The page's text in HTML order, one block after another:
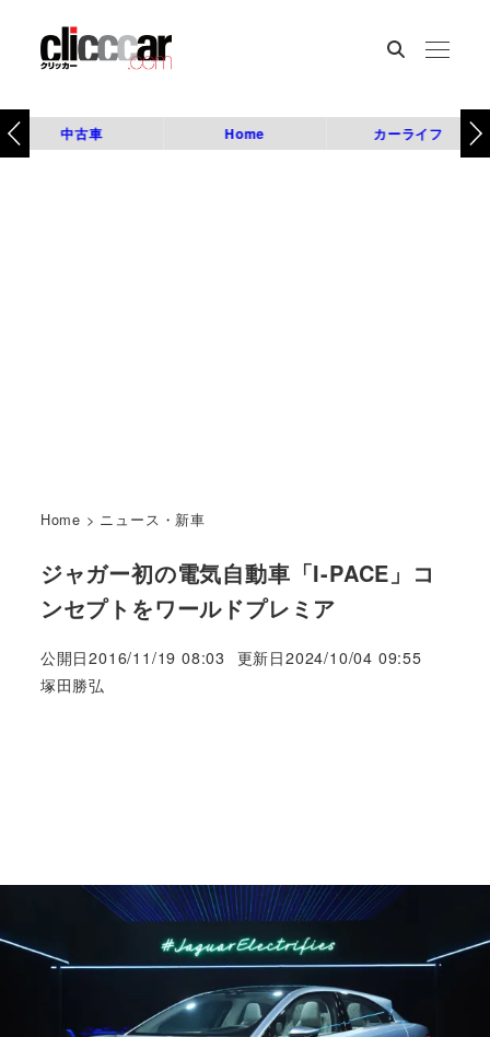
中古車 Home カーライフ
Home > ニュース・新車
ジャガー初の電気自動車「I-PACE」コ
ンセプトをワールドプレミア
公開日2016/11/19 08:03 更新日2024/10/04 09:55
著
塚田勝弘